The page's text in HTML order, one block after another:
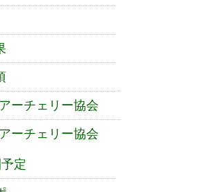
ーチェリー協会
ーチェリー協会
定